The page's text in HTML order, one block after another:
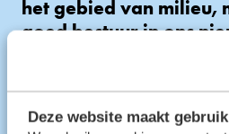
Deze website maakt
het gebied van milieu,
goed bestuur in ons